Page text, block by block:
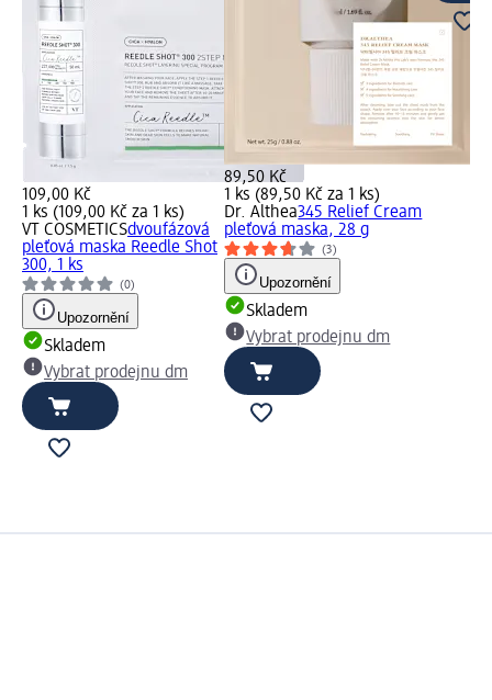
109,00 Kč
1 ks (109,00 Kč za 1 ks)
VT COSMETICSdvoufázová
pleťová maska Reedle Shot
300, 1 ks
(0)
Upozornění
Skladem
Vybrat prodejnu dm
89,50 Kč
1 ks (89,50 Kč za 1 ks)
Dr. Althea345 Relief Cream
pleťová maska, 28 g
(3)
Upozornění
Skladem
Vybrat prodejnu dm